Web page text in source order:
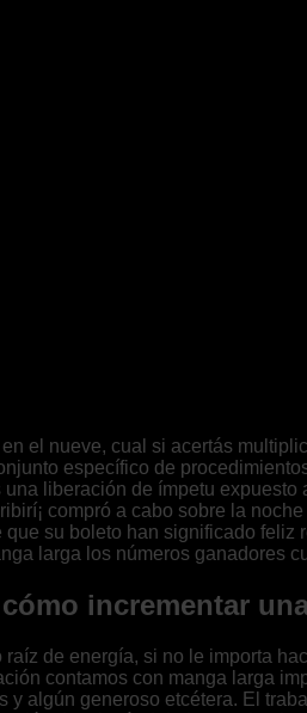
el nueve, cual si acertás
específico de
liberación de ímpetu
compró a cabo sobre la
su boleto han significado
larga los números ganadores
incrementar
de energía, si no le importa
contamos con manga larga
algún generoso etcétera. El